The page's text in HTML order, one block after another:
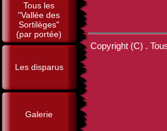
Tous les
"Vallée des
Sortilèges"
(par portée)
Les disparus
Galerie
Copyright (C) .